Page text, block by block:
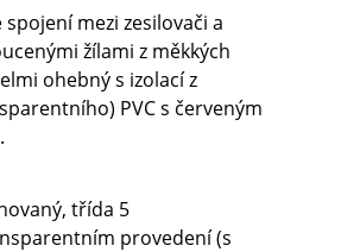
mezi zesilovači a
žílami z měkkých
ohebný s izolací z
PVC s červeným
třída 5
provedení (s